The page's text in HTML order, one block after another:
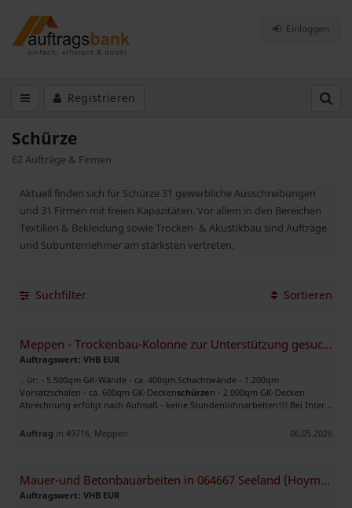
Einloggen
Registrieren
Schürze
62 Aufträge & Firmen
Aktuell finden sich für Schürze 31 gewerbliche Ausschreibungen
und 31 Firmen mit freien Kapazitäten. Vor allem in den Bereichen
Textilien & Bekleidung sowie Trocken- & Akustikbau sind Aufträge
und Subunternehmer am stärksten vertreten.
Suchfilter Sortieren
Meppen - Trockenbau-Kolonne zur Unterstützung gesucht
Auftragswert: VHB EUR
.. ür: - 5.500qm GK-Wände - ca. 400qm Schachtwände - 1.200qm
Vorsatzschalen - ca. 600qm GK-Deckenschürzen - 2.000qm GK-Decken
Abrechnung erfolgt nach Aufmaß - keine Stundenlohnarbeiten!!! Bei Inter ..
Auftrag in 49716, Meppen 06.05.2026
Mauer-und Betonbauarbeiten in 064667 Seeland (Hoym) u.39444 Hecklingen
Auftragswert: VHB EUR